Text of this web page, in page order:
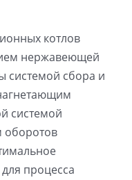
котлов
нержавеющей
системой сбора и
системой
оборотов
процесса